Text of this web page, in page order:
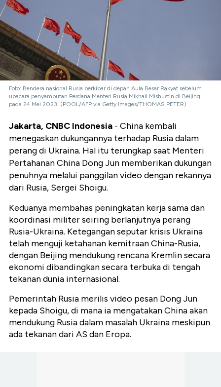
Foto: Bendera nasional Rusia berkibar di depan Aula Besar Rakyat sebelum
upacara penyambutan Perdana Menteri Rusia Mikhail Mishustin di Beijing
pada 24 Mei 2023. (POOL/AFP via Getty Images/THOMAS PETER)
Jakarta, CNBC Indonesia - China kembali
menegaskan dukungannya terhadap Rusia dalam
perang di Ukraina. Hal itu terungkap saat Menteri
Pertahanan China Dong Jun memberikan dukungan
penuhnya melalui panggilan video dengan rekannya
dari Rusia, Sergei Shoigu.
Keduanya membahas peningkatan kerja sama dan
koordinasi militer seiring berlanjutnya perang
Rusia-Ukraina. Ketegangan seputar krisis Ukraina
telah menguji ketahanan kemitraan China-Rusia,
dengan Beijing mendukung rencana Kremlin secara
ekonomi dibandingkan secara terbuka di tengah
tekanan dunia internasional.
Pemerintah Rusia merilis video pesan Dong Jun
kepada Shoigu, di mana ia mengatakan China akan
mendukung Rusia dalam masalah Ukraina meskipun
ada tekanan dari AS dan Eropa.